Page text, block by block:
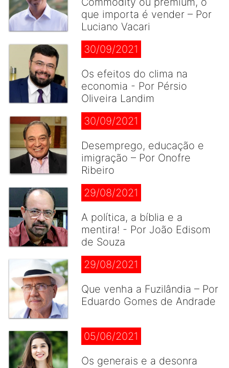
que importa é vender – Por
Luciano Vacari
30/09/2021
Os efeitos do clima na
economia - Por Pérsio
Oliveira Landim
30/09/2021
Desemprego, educação e
imigração – Por Onofre
Ribeiro
29/08/2021
A política, a bíblia e a
mentira! - Por João Edisom
de Souza
29/08/2021
Que venha a Fuzilândia – Por
Eduardo Gomes de Andrade
05/06/2021
Os generais e a desonra